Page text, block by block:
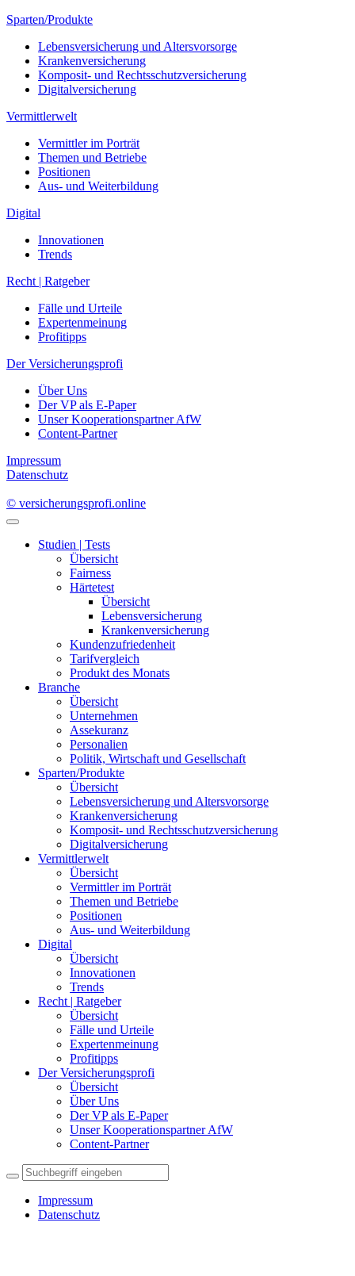
Sparten/Produkte
Lebensversicherung und Altersvorsorge
Krankenversicherung
Komposit- und Rechtsschutzversicherung
Digitalversicherung
Vermittlerwelt
Vermittler im Porträt
Themen und Betriebe
Positionen
Aus- und Weiterbildung
Digital
Innovationen
Trends
Recht | Ratgeber
Fälle und Urteile
Expertenmeinung
Profitipps
Der Versicherungsprofi
Über Uns
Der VP als E-Paper
Unser Kooperationspartner AfW
Content-Partner
Impressum
Datenschutz
© versicherungsprofi.online
Studien | Tests
Übersicht
Fairness
Härtetest
Übersicht
Lebensversicherung
Krankenversicherung
Kundenzufriedenheit
Tarifvergleich
Produkt des Monats
Branche
Übersicht
Unternehmen
Assekuranz
Personalien
Politik, Wirtschaft und Gesellschaft
Sparten/Produkte
Übersicht
Lebensversicherung und Altersvorsorge
Krankenversicherung
Komposit- und Rechtsschutzversicherung
Digitalversicherung
Vermittlerwelt
Übersicht
Vermittler im Porträt
Themen und Betriebe
Positionen
Aus- und Weiterbildung
Digital
Übersicht
Innovationen
Trends
Recht | Ratgeber
Übersicht
Fälle und Urteile
Expertenmeinung
Profitipps
Der Versicherungsprofi
Übersicht
Über Uns
Der VP als E-Paper
Unser Kooperationspartner AfW
Content-Partner
Impressum
Datenschutz